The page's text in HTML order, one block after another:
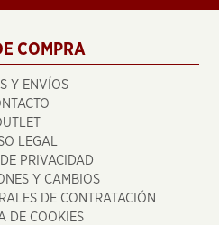
COMPRA
Y ENVÍOS
LEGAL
PRIVACIDAD
Y CAMBIOS
DE CONTRATACIÓN
DE COOKIES